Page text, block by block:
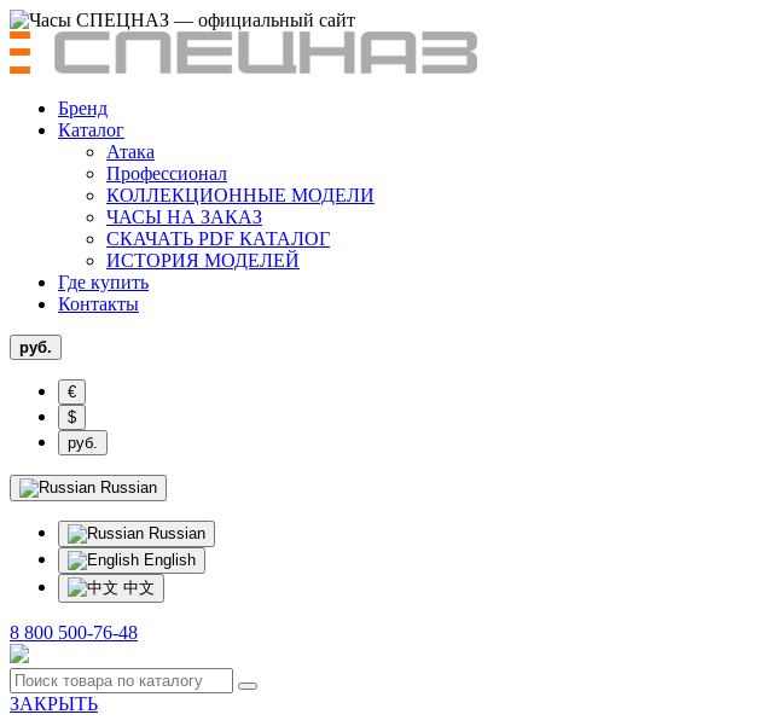
Бренд
Каталог
Атака
Профессионал
КОЛЛЕКЦИОННЫЕ МОДЕЛИ
ЧАСЫ НА ЗАКАЗ
СКАЧАТЬ PDF КАТАЛОГ
ИСТОРИЯ МОДЕЛЕЙ
Где купить
Контакты
руб.
€
$
руб.
Russian
Russian
English
中文
8 800 500-76-48
ЗАКРЫТЬ